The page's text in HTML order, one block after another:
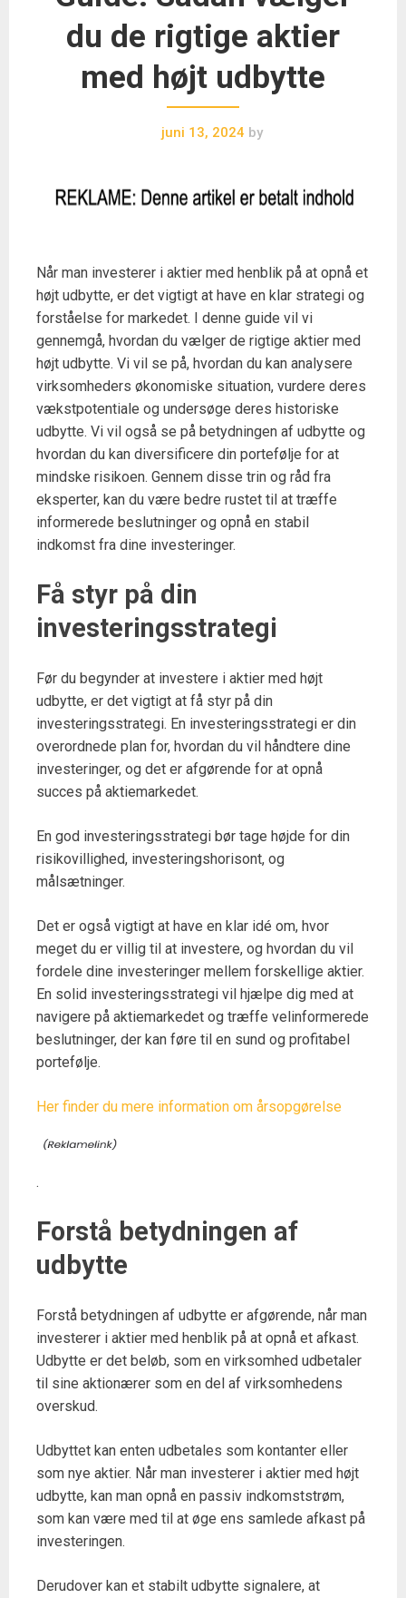
du de rigtige aktier
med højt udbytte
juni 13, 2024 by
Når man investerer i aktier med henblik på at opnå et
højt udbytte, er det vigtigt at have en klar strategi og
forståelse for markedet. I denne guide vil vi
gennemgå, hvordan du vælger de rigtige aktier med
højt udbytte. Vi vil se på, hvordan du kan analysere
virksomheders økonomiske situation, vurdere deres
vækstpotentiale og undersøge deres historiske
udbytte. Vi vil også se på betydningen af udbytte og
hvordan du kan diversificere din portefølje for at
mindske risikoen. Gennem disse trin og råd fra
eksperter, kan du være bedre rustet til at træffe
informerede beslutninger og opnå en stabil
indkomst fra dine investeringer.
Få styr på din
investeringsstrategi
Før du begynder at investere i aktier med højt
udbytte, er det vigtigt at få styr på din
investeringsstrategi. En investeringsstrategi er din
overordnede plan for, hvordan du vil håndtere dine
investeringer, og det er afgørende for at opnå
succes på aktiemarkedet.
En god investeringsstrategi bør tage højde for din
risikovillighed, investeringshorisont, og
målsætninger.
Det er også vigtigt at have en klar idé om, hvor
meget du er villig til at investere, og hvordan du vil
fordele dine investeringer mellem forskellige aktier.
En solid investeringsstrategi vil hjælpe dig med at
navigere på aktiemarkedet og træffe velinformerede
beslutninger, der kan føre til en sund og profitabel
portefølje.
Her finder du mere information om årsopgørelse
.
Forstå betydningen af
udbytte
Forstå betydningen af udbytte er afgørende, når man
investerer i aktier med henblik på at opnå et afkast.
Udbytte er det beløb, som en virksomhed udbetaler
til sine aktionærer som en del af virksomhedens
overskud.
Udbyttet kan enten udbetales som kontanter eller
som nye aktier. Når man investerer i aktier med højt
udbytte, kan man opnå en passiv indkomststrøm,
som kan være med til at øge ens samlede afkast på
investeringen.
Derudover kan et stabilt udbytte signalere, at